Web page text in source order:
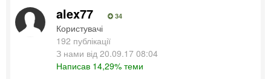
alex77 34
Користувачі
192 публікації
З нами від 20.09.17 08:04
Написав 14,29% теми